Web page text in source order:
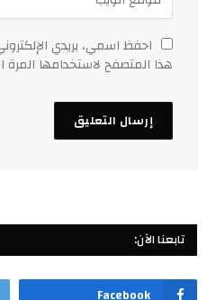
احفظ اسمي، بريدي
هذا المتصفح لاستخدامها
تابعنا الآن:
Facebook